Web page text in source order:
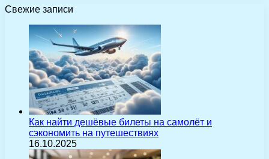
Свежие записи
Как найти дешёвые билеты на самолёт и
сэкономить на путешествиях
16.10.2025